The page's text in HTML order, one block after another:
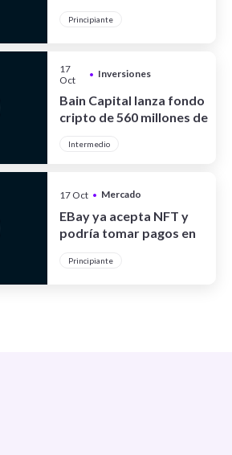
Principiante
17
Oct
• Inversiones
Bain Capital lanza fondo
cripto de 560 millones de
Intermedio
17 Oct • Mercado
EBay ya acepta NFT y
podría tomar pagos en
Principiante